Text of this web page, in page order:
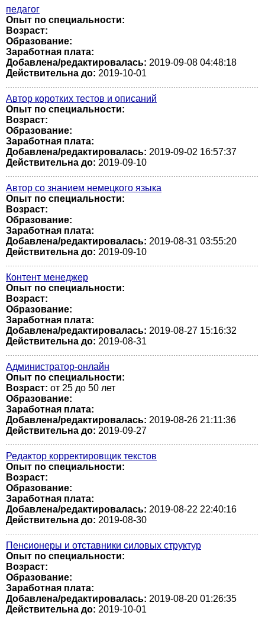
педагог
Опыт по специальности:
Возраст:
Образование:
Заработная плата:
Добавлена/редактировалась: 2019-09-08 04:48:18
Действительна до: 2019-10-01
Автор коротких тестов и описаний
Опыт по специальности:
Возраст:
Образование:
Заработная плата:
Добавлена/редактировалась: 2019-09-02 16:57:37
Действительна до: 2019-09-10
Автор со знанием немецкого языка
Опыт по специальности:
Возраст:
Образование:
Заработная плата:
Добавлена/редактировалась: 2019-08-31 03:55:20
Действительна до: 2019-09-10
Контент менеджер
Опыт по специальности:
Возраст:
Образование:
Заработная плата:
Добавлена/редактировалась: 2019-08-27 15:16:32
Действительна до: 2019-08-31
Администратор-онлайн
Опыт по специальности:
Возраст: от 25 до 50 лет
Образование:
Заработная плата:
Добавлена/редактировалась: 2019-08-26 21:11:36
Действительна до: 2019-09-27
Редактор корректировщик текстов
Опыт по специальности:
Возраст:
Образование:
Заработная плата:
Добавлена/редактировалась: 2019-08-22 22:40:16
Действительна до: 2019-08-30
Пенсионеры и отставники силовых структур
Опыт по специальности:
Возраст:
Образование:
Заработная плата:
Добавлена/редактировалась: 2019-08-20 01:26:35
Действительна до: 2019-10-01